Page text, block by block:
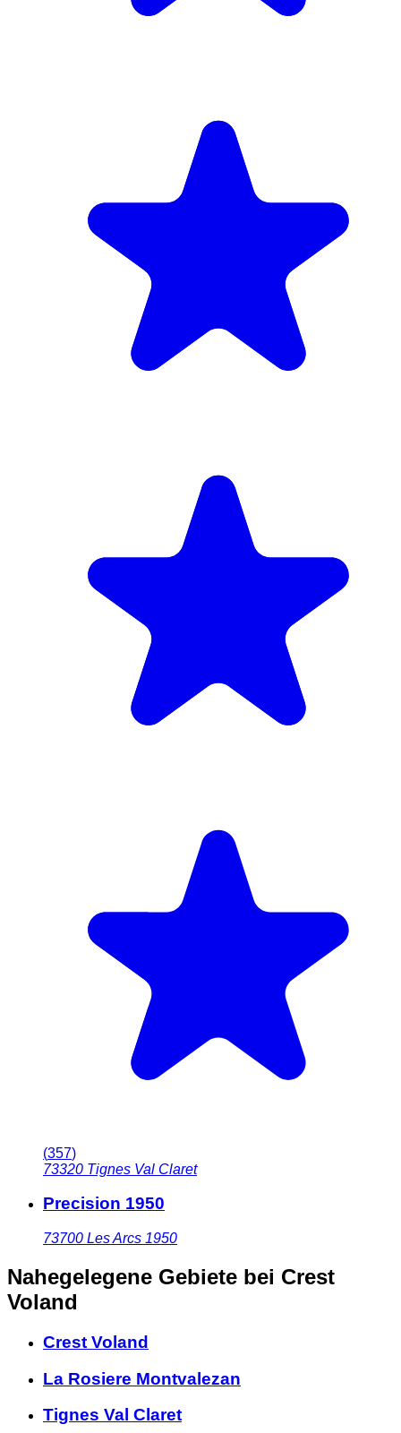
(357)
73320 Tignes Val Claret
Precision 1950
73700 Les Arcs 1950
Nahegelegene Gebiete bei Crest
Voland
Crest Voland
La Rosiere Montvalezan
Tignes Val Claret